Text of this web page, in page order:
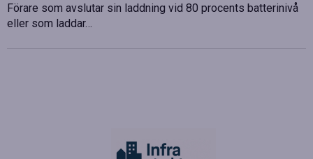
Förare som avslutar sin laddning vid 80 procents batterinivå
eller som laddar…